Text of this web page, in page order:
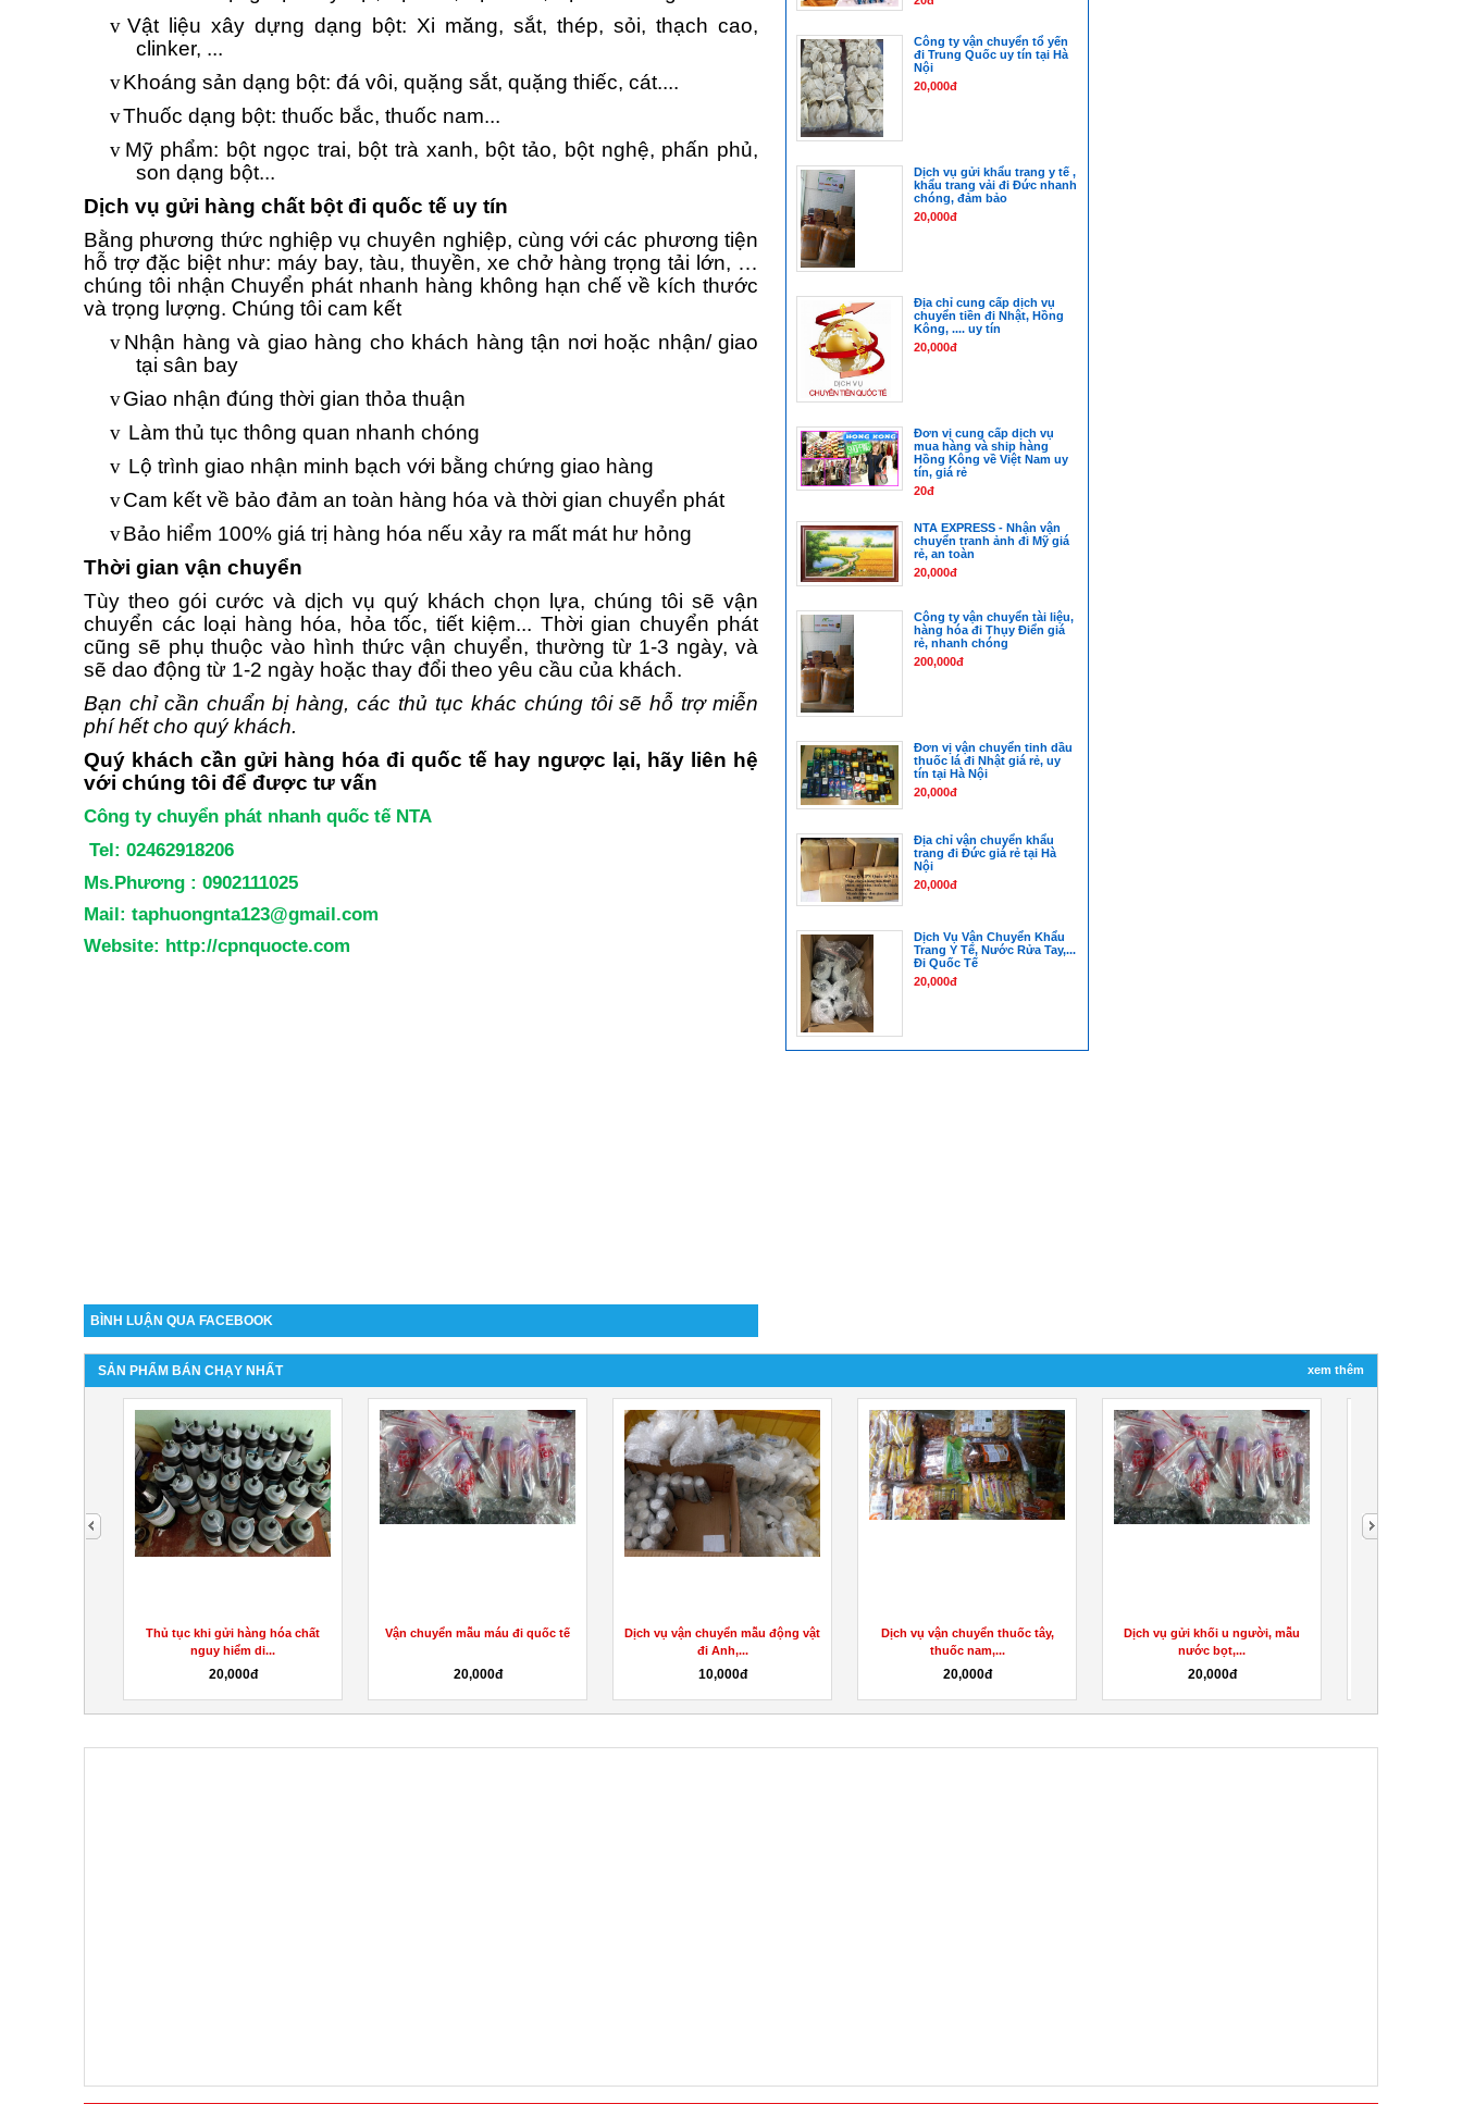
v Vật liệu xây dựng dạng bột: Xi măng, sắt, thép, sỏi, thạch cao,
clinker, ...
vKhoáng sản dạng bột: đá vôi, quặng sắt, quặng thiếc, cát....
vThuốc dạng bột: thuốc bắc, thuốc nam...
v Mỹ phẩm: bột ngọc trai, bột trà xanh, bột tảo, bột nghệ, phấn phủ,
son dạng bột...
Dịch vụ gửi hàng chất bột đi quốc tế uy tín
Bằng phương thức nghiệp vụ chuyên nghiệp, cùng với các phương tiện
hỗ trợ đặc biệt như: máy bay, tàu, thuyền, xe chở hàng trọng tải lớn, …
chúng tôi nhận Chuyển phát nhanh hàng không hạn chế về kích thước
và trọng lượng. Chúng tôi cam kết
vNhận hàng và giao hàng cho khách hàng tận nơi hoặc nhận/ giao
tại sân bay
vGiao nhận đúng thời gian thỏa thuận
v Làm thủ tục thông quan nhanh chóng
v Lộ trình giao nhận minh bạch với bằng chứng giao hàng
vCam kết về bảo đảm an toàn hàng hóa và thời gian chuyển phát
vBảo hiểm 100% giá trị hàng hóa nếu xảy ra mất mát hư hỏng
Thời gian vận chuyển
Tùy theo gói cước và dịch vụ quý khách chọn lựa, chúng tôi sẽ vận
chuyển các loại hàng hóa, hỏa tốc, tiết kiệm... Thời gian chuyển phát
cũng sẽ phụ thuộc vào hình thức vận chuyển, thường từ 1-3 ngày, và
sẽ dao động từ 1-2 ngày hoặc thay đổi theo yêu cầu của khách.
Bạn chỉ cần chuẩn bị hàng, các thủ tục khác chúng tôi sẽ hỗ trợ miễn
phí hết cho quý khách.
Quý khách cần gửi hàng hóa đi quốc tế hay ngược lại, hãy liên hệ
với chúng tôi để được tư vấn
Công ty chuyển phát nhanh quốc tế NTA
Tel: 02462918206
Ms.Phương : 0902111025
Mail: taphuongnta123@gmail.com
Website: http://cpnquocte.com
BÌNH LUẬN QUA FACEBOOK
Công ty vận chuyển tổ yến
đi Trung Quốc uy tín tại Hà
Nội
20,000đ
Dịch vụ gửi khẩu trang y tế ,
khẩu trang vải đi Đức nhanh
chóng, đảm bảo
20,000đ
Địa chỉ cung cấp dịch vụ
chuyển tiền đi Nhật, Hồng
Kông, .... uy tín
20,000đ
Đơn vị cung cấp dịch vụ
mua hàng và ship hàng
Hồng Kông về Việt Nam uy
tín, giá rẻ
20đ
NTA EXPRESS - Nhận vận
chuyển tranh ảnh đi Mỹ giá
rẻ, an toàn
20,000đ
Công ty vận chuyển tài liệu,
hàng hóa đi Thụy Điển giá
rẻ, nhanh chóng
200,000đ
Đơn vị vận chuyển tinh dầu
thuốc lá đi Nhật giá rẻ, uy
tín tại Hà Nội
20,000đ
Địa chỉ vận chuyển khẩu
trang đi Đức giá rẻ tại Hà
Nội
20,000đ
Dịch Vụ Vận Chuyển Khẩu
Trang Y Tế, Nước Rửa Tay,...
Đi Quốc Tế
20,000đ
SẢN PHẨM BÁN CHẠY NHẤT xem thêm
Thủ tục khi gửi hàng hóa chất
nguy hiểm di...
20,000đ
Vận chuyển mẫu máu đi quốc tế
20,000đ
Dịch vụ vận chuyển mẫu động vật
đi Anh,...
10,000đ
Dịch vụ vận chuyển thuốc tây,
thuốc nam,...
20,000đ
Dịch vụ gửi khối u người, mẫu
nước bọt,...
20,000đ
next